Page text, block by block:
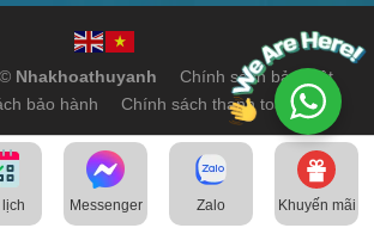
Messenger Zalo Khuyến mãi
Nhakhoathuyanh
Chính sách bảo mật
bảo hành
Chính sách thanh toán